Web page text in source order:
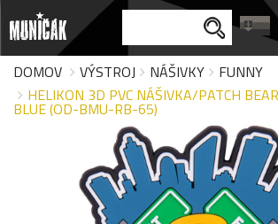
DOMOV
VÝSTROJ NÁŠIVKY
FUNNY
HELIKON 3D PVC NÁŠIVKA/PATCH
BLUE (OD-BMU-RB-65)